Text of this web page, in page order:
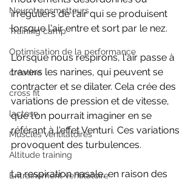
Neurotransmetteurs
Training camp
Optimisation de la performance
créatine
cross fit
lactose
Muscles ventilatoires
Altitude training
Entrainement ventilatoire
irréguliers de l'air qui se produisent
lorsque l'air entre et sort par le nez.
Lorsque nous respirons, l'air passe à
travers les narines, qui peuvent se
contracter et se dilater. Cela crée des
variations de pression et de vitesse,
que l'on pourrait imaginer en se
référant à l'effet Venturi. Ces variations
provoquent des turbulences.
La respiration nasale, en raison des